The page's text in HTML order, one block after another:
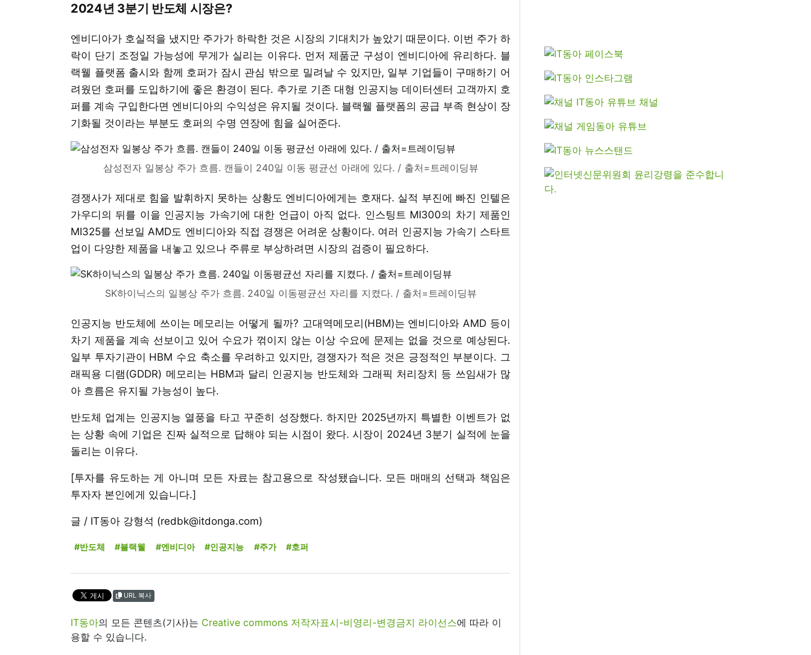
2024년 3분기 반도체 시장은?
엔비디아가 호실적을 냈지만 주가가 하락한 것은 시장의 기대치가 높았기 때문이다. 이번 주가 하
락이 단기 조정일 가능성에 무게가 실리는 이유다. 먼저 제품군 구성이 엔비디아에 유리하다. 블
랙웰 플랫폼 출시와 함께 호퍼가 잠시 관심 밖으로 밀려날 수 있지만, 일부 기업들이 구매하기 어
려웠던 호퍼를 도입하기에 좋은 환경이 된다. 추가로 기존 대형 인공지능 데이터센터 고객까지 호
퍼를 계속 구입한다면 엔비디아의 수익성은 유지될 것이다. 블랙웰 플랫폼의 공급 부족 현상이 장
기화될 것이라는 부분도 호퍼의 수명 연장에 힘을 실어준다.
삼성전자 일봉상 주가 흐름. 캔들이 240일 이동 평균선 아래에 있다. / 출처=트레이딩뷰
경쟁사가 제대로 힘을 발휘하지 못하는 상황도 엔비디아에게는 호재다. 실적 부진에 빠진 인텔은
가우디의 뒤를 이을 인공지능 가속기에 대한 언급이 아직 없다. 인스팅트 MI300의 차기 제품인
MI325를 선보일 AMD도 엔비디아와 직접 경쟁은 어려운 상황이다. 여러 인공지능 가속기 스타트
업이 다양한 제품을 내놓고 있으나 주류로 부상하려면 시장의 검증이 필요하다.
SK하이닉스의 일봉상 주가 흐름. 240일 이동평균선 자리를 지켰다. / 출처=트레이딩뷰
인공지능 반도체에 쓰이는 메모리는 어떻게 될까? 고대역메모리(HBM)는 엔비디아와 AMD 등이
차기 제품을 계속 선보이고 있어 수요가 꺾이지 않는 이상 수요에 문제는 없을 것으로 예상된다.
일부 투자기관이 HBM 수요 축소를 우려하고 있지만, 경쟁자가 적은 것은 긍정적인 부분이다. 그
래픽용 디램(GDDR) 메모리는 HBM과 달리 인공지능 반도체와 그래픽 처리장치 등 쓰임새가 많
아 흐름은 유지될 가능성이 높다.
반도체 업계는 인공지능 열풍을 타고 꾸준히 성장했다. 하지만 2025년까지 특별한 이벤트가 없
는 상황 속에 기업은 진짜 실적으로 답해야 되는 시점이 왔다. 시장이 2024년 3분기 실적에 눈을
돌리는 이유다.
[투자를 유도하는 게 아니며 모든 자료는 참고용으로 작성됐습니다. 모든 매매의 선택과 책임은
투자자 본인에게 있습니다.]
글 / IT동아 강형석 (redbk@itdonga.com)
#반도체 #블랙웰 #엔비디아 #인공지능 #주가 #호퍼
URL 복사
IT동아의 모든 콘텐츠(기사)는 Creative commons 저작자표시-비영리-변경금지 라이선스에 따라 이
용할 수 있습니다.